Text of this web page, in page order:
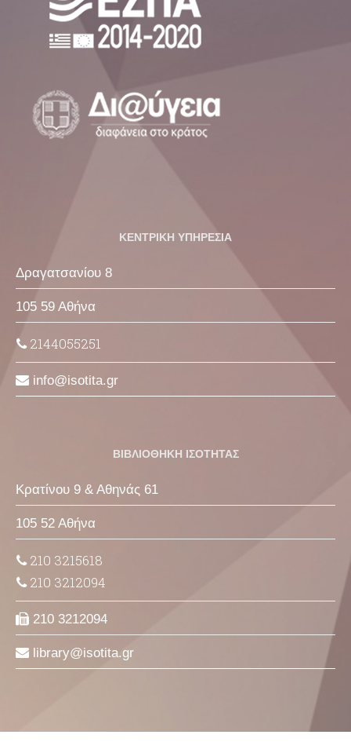
ΚΕΝΤΡΙΚΗ ΥΠΗΡΕΣΙΑ
Δραγατσανίου 8
105 59 Αθήνα
2144055251
info isotita gr
ΒΙΒΛΙΟΘΗΚΗ ΙΣΟΤΗΤΑΣ
Κρατίνου 9 & Αθηνάς 61
105 52 Αθήνα
210 3215618
210 3212094
210 3212094
library isotita gr